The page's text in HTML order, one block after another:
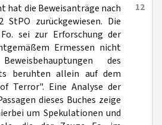
12
hat die Beweisanträge nach
zurückgewiesen. Die
sei zur Erforschung der
Ermessen nicht
des
beruhten allein auf dem
Terror". Eine Analyse der
dieses Buches zeige
um Spekulationen und